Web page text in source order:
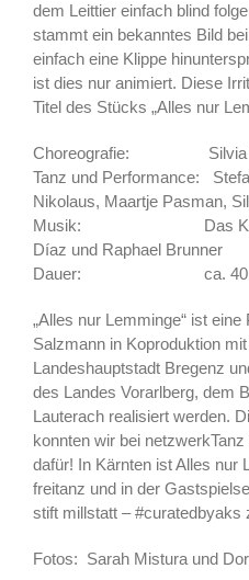
dem Leittier einfach blind
stammt ein bekanntes Bild
einfach eine Klippe
ist dies nur animiert. Diese
Titel des Stücks „Alles nur
Choreografie: Silvia
Tanz und Performance:
Nikolaus, Maartje Pasman,
Musik: Das Kollektiv
Díaz und Raphael Brunner
Dauer: ca. 40
„Alles nur Lemminge“ ist
Salzmann in Koproduktion
Landeshauptstadt Bregenz
des Landes Vorarlberg, dem
Lauterach realisiert werden.
konnten wir bei
dafür! In Kärnten ist Alles nur
freitanz und in der
stift millstatt – #curatedbyaks
Fotos: Sarah Mistura und